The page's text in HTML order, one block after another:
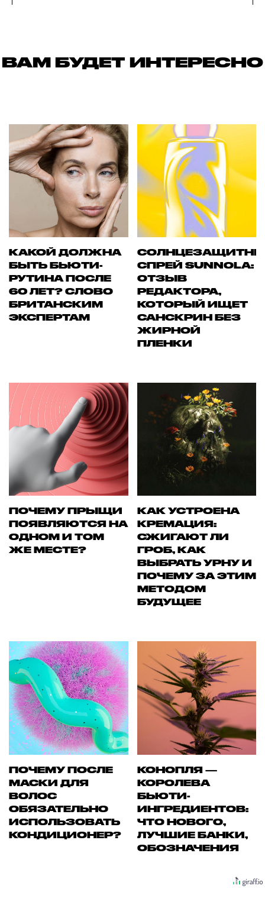
ВАМ БУДЕТ ИНТЕРЕСНО
КАКОЙ ДОЛЖНА
БЫТЬ БЬЮТИ-
РУТИНА ПОСЛЕ
60 ЛЕТ? СЛОВО
БРИТАНСКИМ
ЭКСПЕРТАМ
СПРЕЙ SUNNOLA:
ОТЗЫВ
РЕДАКТОРА,
КОТОРЫЙ ИЩЕТ
САНСКРИН БЕЗ
ЖИРНОЙ
ПЛЕНКИ
ПОЧЕМУ ПРЫЩИ
ПОЯВЛЯЮТСЯ НА
ОДНОМ И ТОМ
ЖЕ МЕСТЕ?
КАК УСТРОЕНА
КРЕМАЦИЯ:
СЖИГАЮТ ЛИ
ГРОБ, КАК
ВЫБРАТЬ УРНУ И
ПОЧЕМУ ЗА ЭТИМ
МЕТОДОМ
БУДУЩЕЕ
ПОЧЕМУ ПОСЛЕ
МАСКИ ДЛЯ
ВОЛОС
ОБЯЗАТЕЛЬНО
ИСПОЛЬЗОВАТЬ
КОНДИЦИОНЕР?
КОНОПЛЯ —
КОРОЛЕВА
БЬЮТИ-
ИНГРЕДИЕНТОВ:
ЧТО НОВОГО,
ЛУЧШИЕ БАНКИ,
ОБОЗНАЧЕНИЯ